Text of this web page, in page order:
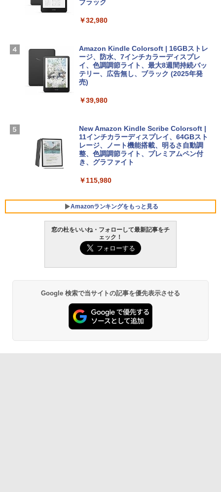
スプレイ、24GBユニファイドメモリ、1
ームカメラ、日本語キーボード、Touch I
￥314,800
【Amazon.co.jp限定】 HP ノートパソコ
ン 15-fd 15.6インチ 16GBメモリ 512GB
FMV ノートパソコン WE1-K3 (MS 365 P
ersonal/Copilotキー搭載/Win 11/15.6型/
Core i5/16GB/SSD 512GB/ホワイト) FM
VWK3E15W_AZ
￥119,800
Robloxギフトカード - 1000 Robux 【限
ラインコード版
￥1,600
版)|オンラインコード版|Windows11、1
￥37,224
FM TOWNS ハイパー・カタログ: 本体ハ
￥1,600
1冊ですべて身につくHTML & CSSとWe
ブラック
￥32,980
Amazon Kindle Colorsoft | 16GBストレ
ージ、防水、7インチカラーディスプレ
イ、色調調節ライト、最大8週間持続バッ
テリー、広告無し、ブラック (2025年発
売)
￥39,980
New Amazon Kindle Scribe Colorsoft |
11インチカラーディスプレイ、64GBスト
レージ、ノート機能搭載、明るさ自動調
整、色調調節ライト、プレミアムペン付
き、グラファイト
￥115,980
Amazonランキングをもっと見る
窓の杜をいいね・フォローして最新記事をチ
ェック！
Google 検索で当サイトの記事を優先表示させる